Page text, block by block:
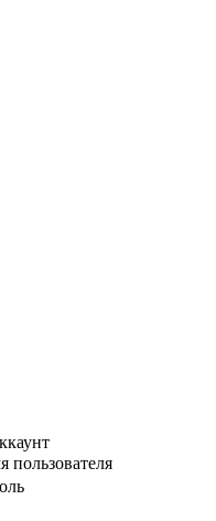
пользователя